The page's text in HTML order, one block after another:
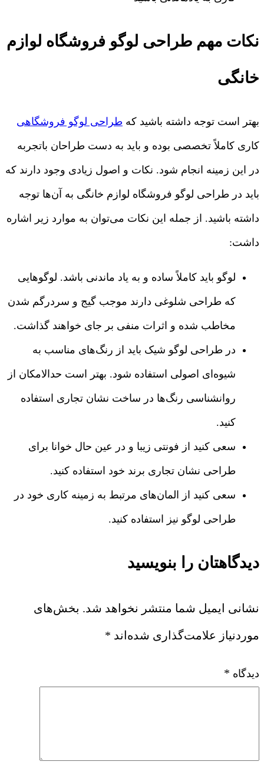
نکات مهم طراحی لوگو فروشگاه لوازم
خانگی
بهتر است توجه داشته باشید که طراحی لوگو فروشگاهی
کاری کاملاً تخصصی بوده و باید به دست طراحان باتجربه
در این زمینه انجام شود. نکات و اصول زیادی وجود دارند که
باید در طراحی لوگو فروشگاه لوازم خانگی به آن‌ها توجه
داشته باشید. از جمله این نکات می‌توان به موارد زیر اشاره
داشت:
لوگو باید کاملاً ساده و به یاد ماندنی باشد. لوگوهایی
که طراحی شلوغی دارند موجب گیج و سردرگم شدن
مخاطب شده و اثرات منفی بر جای خواهند گذاشت.
در طراحی لوگو شیک باید از رنگ‌های مناسب به
شیوه‌ای اصولی استفاده شود. بهتر است حدالامکان از
روانشناسی رنگ‌ها در ساخت نشان تجاری استفاده
کنید.
سعی کنید از فونتی زیبا و در عین حال خوانا برای
طراحی نشان تجاری برند خود استفاده کنید.
سعی کنید از المان‌های مرتبط به زمینه کاری خود در
طراحی لوگو نیز استفاده کنید.
دیدگاهتان را بنویسید
نشانی ایمیل شما منتشر نخواهد شد. بخش‌های
موردنیاز علامت‌گذاری شده‌اند *
دیدگاه *